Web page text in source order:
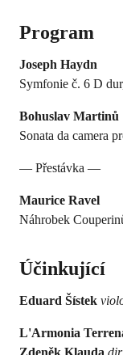
Program
Joseph Haydn
Symfonie č. 6 D
Bohuslav Martinů
Sonata da camera
— Přestávka —
Maurice Ravel
Náhrobek
Účinkující
Eduard Šístek
L'Armonia